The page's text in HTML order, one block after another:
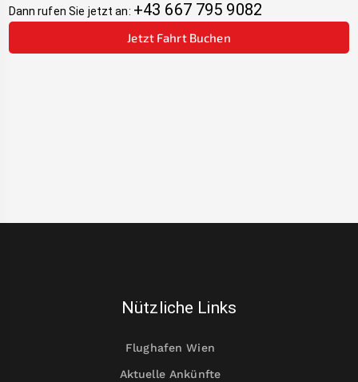
Dann rufen Sie jetzt an: +43 667 795 9082
Jetzt Fahrt Buchen
Nützliche Links
Flughafen Wien
Aktuelle Ankünfte